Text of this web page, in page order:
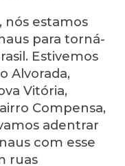
nós estamos
para torná-
Estivemos
Alvorada,
Vitória,
Compensa,
adentrar
com esse
ruas